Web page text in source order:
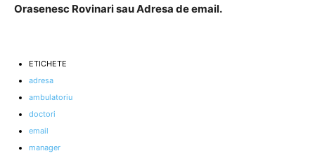
Orasenesc Rovinari sau Adresa de email.
ETICHETE
adresa
ambulatoriu
doctori
email
manager